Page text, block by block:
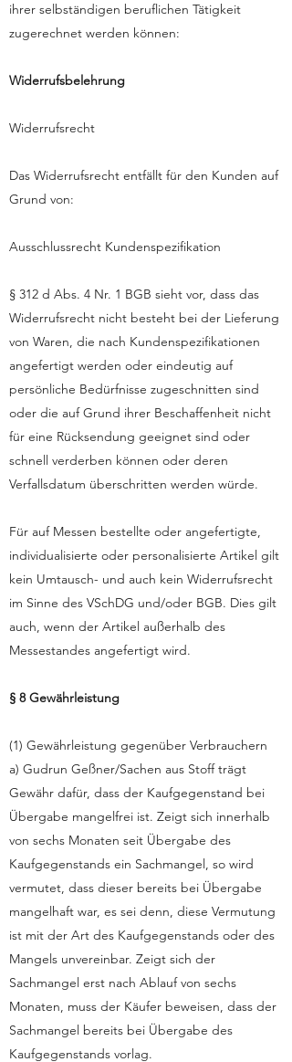
ihrer selbständigen beruflichen Tätigkeit
zugerechnet werden können:
Widerrufsbelehrung
Widerrufsrecht
Das Widerrufsrecht entfällt für den Kunden auf
Grund von:
Ausschlussrecht Kundenspezifikation
§ 312 d Abs. 4 Nr. 1 BGB sieht vor, dass das
Widerrufsrecht nicht besteht bei der Lieferung
von Waren, die nach Kundenspezifikationen
angefertigt werden oder eindeutig auf
persönliche Bedürfnisse zugeschnitten sind
oder die auf Grund ihrer Beschaffenheit nicht
für eine Rücksendung geeignet sind oder
schnell verderben können oder deren
Verfallsdatum überschritten werden würde.
Für auf Messen bestellte oder angefertigte,
individualisierte oder personalisierte Artikel gilt
kein Umtausch- und auch kein Widerrufsrecht
im Sinne des VSchDG und/oder BGB. Dies gilt
auch, wenn der Artikel außerhalb des
Messestandes angefertigt wird.
§ 8 Gewährleistung
(1) Gewährleistung gegenüber Verbrauchern
a) Gudrun Geßner/Sachen aus Stoff trägt
Gewähr dafür, dass der Kaufgegenstand bei
Übergabe mangelfrei ist. Zeigt sich innerhalb
von sechs Monaten seit Übergabe des
Kaufgegenstands ein Sachmangel, so wird
vermutet, dass dieser bereits bei Übergabe
mangelhaft war, es sei denn, diese Vermutung
ist mit der Art des Kaufgegenstands oder des
Mangels unvereinbar. Zeigt sich der
Sachmangel erst nach Ablauf von sechs
Monaten, muss der Käufer beweisen, dass der
Sachmangel bereits bei Übergabe des
Kaufgegenstands vorlag.